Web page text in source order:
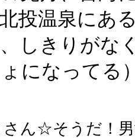
投温泉にあ
しきりがな
になってる
ん☆そうだ！